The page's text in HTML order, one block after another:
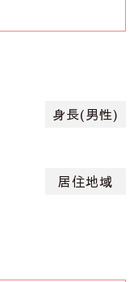
身長(男性)
居住地域